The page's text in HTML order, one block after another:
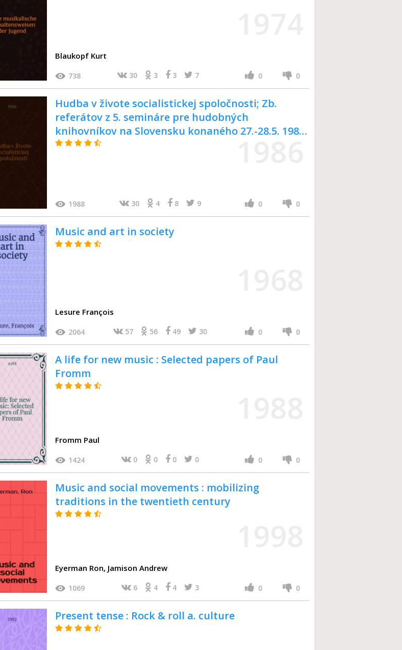
Blaukopf Kurt
738 30 3 3 7 0 0
Hudba v živote socialistickej spoločnosti; Zb.
referátov z 5. semináre pre hudobných
knihovníkov na Slovensku konaného 27.-28.5. 1985
v Banskej Bystrici / Zost.: Adela Perďochová; Univ.
1988 30 4 8 9 0 0
Music and art in society
Lesure François
2064 57 56 49 30 0 0
A life for new music : Selected papers of Paul
Fromm
Fromm Paul
1424 0 0 0 0 0 0
Music and social movements : mobilizing
traditions in the twentieth century
Eyerman Ron, Jamison Andrew
1069 6 4 4 3 0 0
Present tense : Rock & roll a. culture